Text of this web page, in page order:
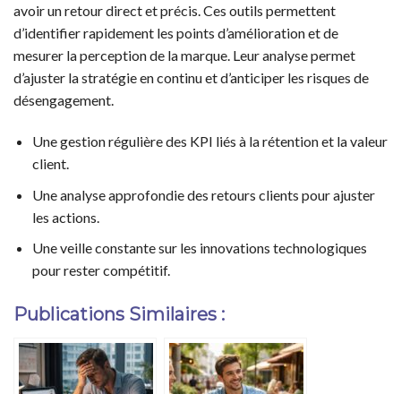
avoir un retour direct et précis. Ces outils permettent
d’identifier rapidement les points d’amélioration et de
mesurer la perception de la marque. Leur analyse permet
d’ajuster la stratégie en continu et d’anticiper les risques de
désengagement.
Une gestion régulière des KPI liés à la rétention et la valeur
client.
Une analyse approfondie des retours clients pour ajuster
les actions.
Une veille constante sur les innovations technologiques
pour rester compétitif.
Publications Similaires :